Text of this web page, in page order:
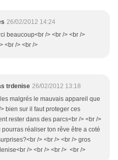
26/02/2012 14:24
beaucoup<br /> <br /> <br />
<br /> <br />
trdenise 26/02/2012 13:18
malgrés le mauvais appareil que
bien sur il faut proteger ces
rester dans des parcs<br /> <br />
réaliser ton rêve être a coté
/> <br /> <br /> gros
/> <br /> <br /> <br />